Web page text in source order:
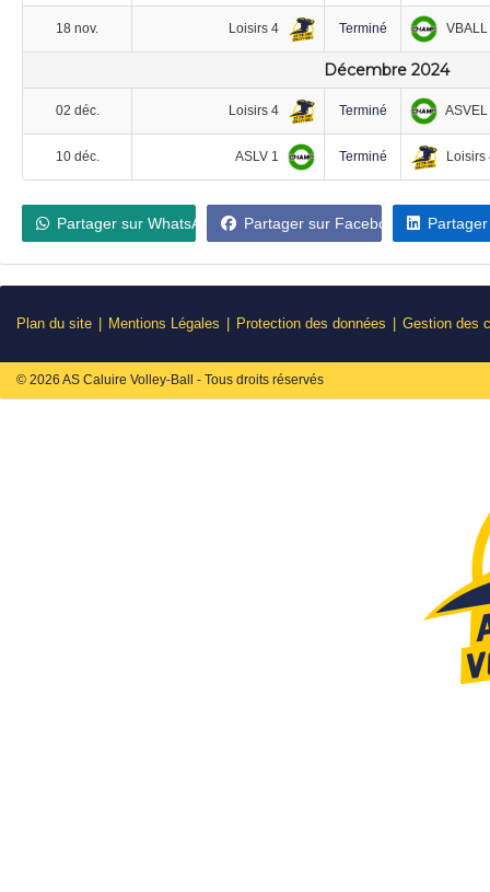
18 nov. Loisirs 4 Terminé VBALL
Décembre 2024
02 déc. Loisirs 4 Terminé ASVEL
10 déc. ASLV 1 Terminé Loisirs
Partager sur WhatsApp Partager sur Facebook
Plan du site Mentions Légales Protection des données Gestion des
© 2026 AS Caluire Volley-Ball - Tous droits réservés